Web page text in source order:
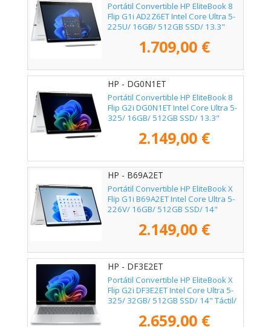
Portátil Convertible HP EliteBook 8
Flip G1i AD2Z6ET Intel Core Ultra 5-
225U/ 16GB/ 512GB SSD/ 13.3"
1.709,00 €
HP - DG0N1ET
Portátil Convertible HP EliteBook 8
Flip G2i DG0N1ET Intel Core Ultra 5-
325/ 16GB/ 512GB SSD/ 13.3"
2.149,00 €
HP - B69A2ET
Portátil Convertible HP EliteBook X
Flip G1i B69A2ET Intel Core Ultra 5-
226V/ 16GB/ 512GB SSD/ 14"
2.149,00 €
HP - DF3E2ET
Portátil Convertible HP EliteBook X
Flip G2i DF3E2ET Intel Core Ultra 5-
325/ 32GB/ 512GB SSD/ 14" Táctil/
2.659,00 €